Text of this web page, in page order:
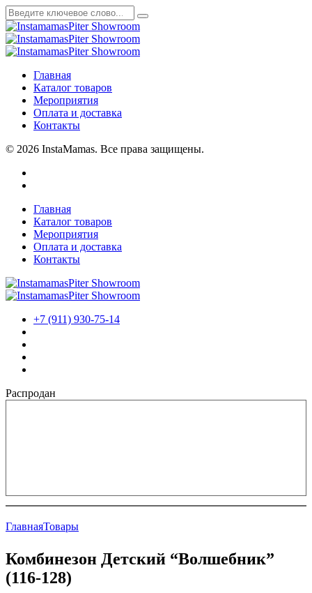
Главная
Каталог товаров
Мероприятия
Оплата и доставка
Контакты
© 2026 InstaMamas. Все права защищены.
Главная
Каталог товаров
Мероприятия
Оплата и доставка
Контакты
+7 (911) 930-75-14
Распродан
ГлавнаяТовары
Комбинезон Детский “Волшебник”
(116-128)